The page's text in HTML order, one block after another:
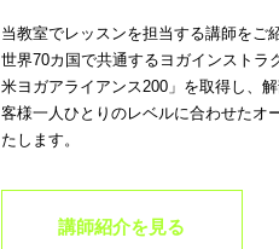
当教室でレッスンを担当する講師をご
世界70カ国で共通するヨガインストラ
米ヨガアライアンス200」を取得し、
客様一人ひとりのレベルに合わせたオ
たします。
講師紹介を見る